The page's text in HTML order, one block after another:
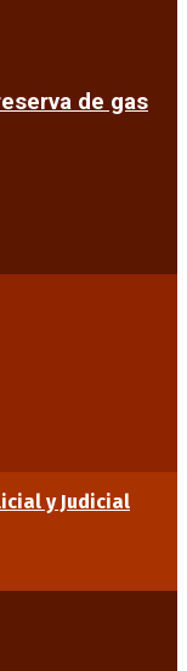
de gas
y Judicial